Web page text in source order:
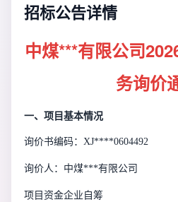
招标公告详情
中煤***有限公司
务询价
一、项目基本情况
询价书编码：XJ****0604492
询价人：中煤***有限公司
项目资金企业自筹